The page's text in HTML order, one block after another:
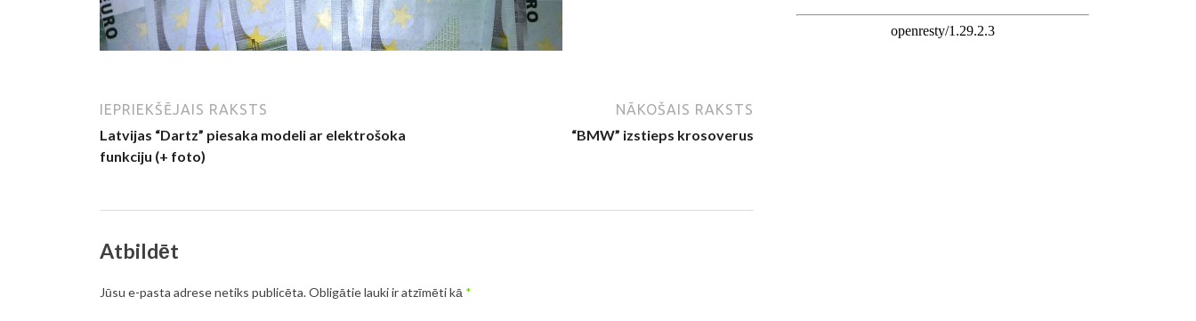
IEPRIEKŠĒJAIS RAKSTS
Latvijas “Dartz” piesaka modeli ar elektrošoka
funkciju (+ foto)
NĀKOŠAIS RAKSTS
“BMW” izstieps krosoverus
Atbildēt
Jūsu e-pasta adrese netiks publicēta.Obligātie lauki ir atzīmēti kā *